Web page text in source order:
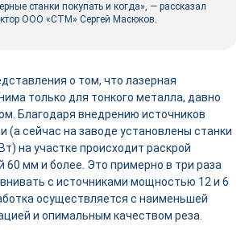
станки покупать и когда», — рассказал
ООО «СТМ» Сергей Масюков.
о том, что лазерная
только для тонкого металла, давно
Благодаря внедрению источников
сейчас на заводе установлены станки
на участке происходит раскрой
мм и более. Это примерно в три раза
с источниками мощностью 12 и 6
осуществляется с наименьшей
и опимальным качеством реза.